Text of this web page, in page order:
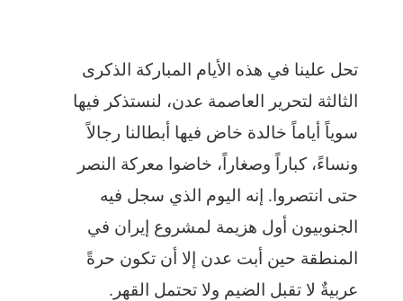
تحل علينا في هذه الأيام المباركة الذكرى
الثالثة لتحرير العاصمة عدن، لنستذكر فيها
سوياً أياماً خالدة خاض فيها أبطالنا رجالاً
ونساءً، كباراً وصغاراً، خاضوا معركة النصر
حتى انتصروا. إنه اليوم الذي سجل فيه
الجنوبيون أول هزيمة لمشروع إيران في
المنطقة حين أبت عدن إلا أن تكون حرةً
عربيةٌ لا تقبل الضيم ولا تحتمل القهر.